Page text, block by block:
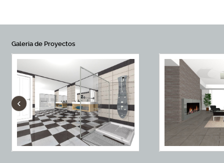
Galeria de Proyectos
‹